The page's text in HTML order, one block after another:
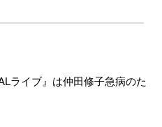
ライブ』は仲田修子急病のた